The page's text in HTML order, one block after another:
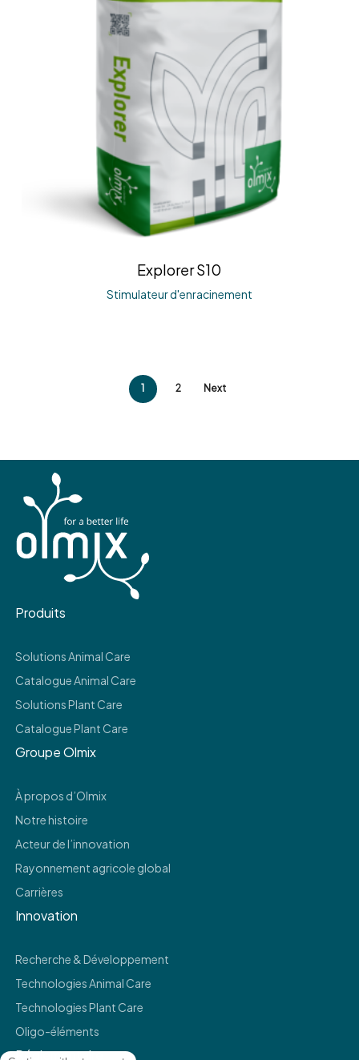
Explorer S10
Stimulateur d'enracinement
1 2 Next
Produits
Solutions Animal Care
Catalogue Animal Care
Solutions Plant Care
Catalogue Plant Care
Groupe Olmix
À propos d’Olmix
Notre histoire
Acteur de l’innovation
Rayonnement agricole global
Carrières
Innovation
Recherche & Développement
Technologies Animal Care
Technologies Plant Care
Oligo-éléments
Réglementaire